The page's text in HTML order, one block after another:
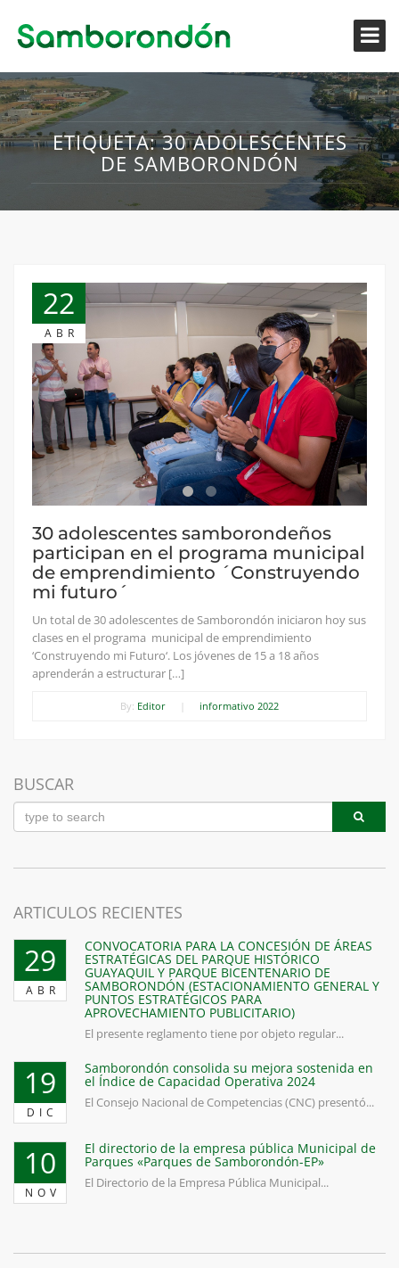
ETIQUETA:30 ADOLESCENTES
DE SAMBORONDÓN
22
ABR
30 adolescentes samborondeños
participan en el programa municipal
de emprendimiento ´Construyendo
mi futuro´
Un total de 30 adolescentes de Samborondón iniciaron hoy sus
clases en el programa municipal de emprendimiento
‘Construyendo mi Futuro‘. Los jóvenes de 15 a 18 años
aprenderán a estructurar […]
By: Editor informativo 2022
BUSCAR
ARTICULOS RECIENTES
29
ABR
CONVOCATORIA PARA LA CONCESIÓN DE ÁREAS
ESTRATÉGICAS DEL PARQUE HISTÓRICO
GUAYAQUIL Y PARQUE BICENTENARIO DE
SAMBORONDÓN (ESTACIONAMIENTO GENERAL Y
PUNTOS ESTRATÉGICOS PARA
APROVECHAMIENTO PUBLICITARIO)
El presente reglamento tiene por objeto regular...
19
DIC
Samborondón consolida su mejora sostenida en
el Índice de Capacidad Operativa 2024
El Consejo Nacional de Competencias (CNC) presentó...
10
NOV
El directorio de la empresa pública Municipal de
Parques «Parques de Samborondón-EP»
El Directorio de la Empresa Pública Municipal...